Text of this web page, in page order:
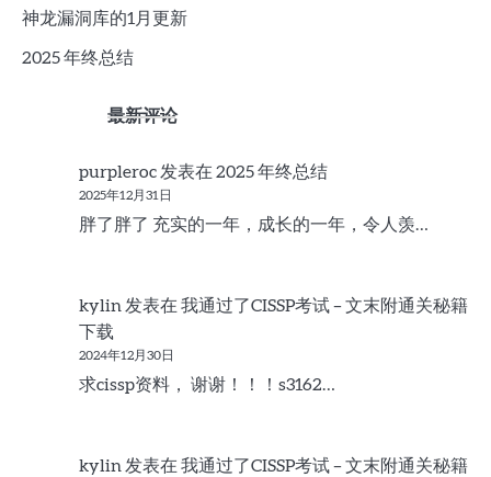
神龙漏洞库的1月更新
2025 年终总结
最新评论
purpleroc 发表在 2025 年终总结
2025年12月31日
胖了胖了 充实的一年，成长的一年，令人羡…
kylin 发表在 我通过了CISSP考试 – 文末附通关秘籍
下载
2024年12月30日
求cissp资料， 谢谢！！！s3162…
kylin发表在 我通过了CISSP考试 – 文末附通关秘籍